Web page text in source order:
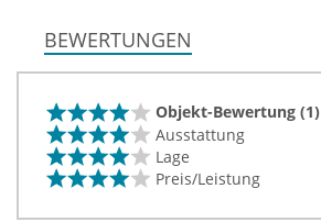
BEWERTUNGEN
Objekt-Bewertung (1)
Ausstattung
Lage
Preis/Leistung